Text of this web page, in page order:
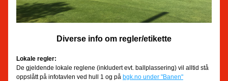
Diverse info om regler/etikette
Lokale regler:
De gjeldende lokale reglene (inkludert evt. ballplassering) vil alltid stå
oppslått på infotavlen ved hull 1 og på bgk.no under "Banen"